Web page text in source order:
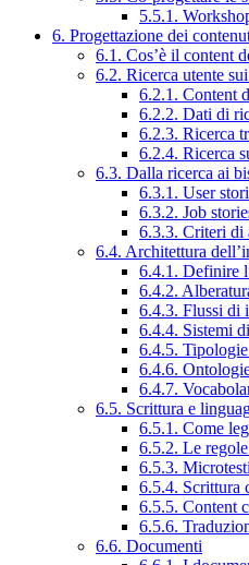
5.5.1.
6. Progettazione dei
6.1. Cos’è il content
6.2. Ricerca utente
6.2.1. Content
6.2.2. Dati di
6.2.3. Ricerca
6.2.4. Ricerca
6.3. Dalla ricerca ai
6.3.1. User
6.3.2. Job
6.3.3. Criteri di
6.4. Architettura
6.4.1. Definire
6.4.2.
6.4.3. Flussi di
6.4.4. Sistemi
6.4.5.
6.4.6.
6.4.7.
6.5. Scrittura e
6.5.1. Come
6.5.2. Le
6.5.3. Microtesti
6.5.4. Scrittura
6.5.5. Content
6.5.6.
6.6. Documenti